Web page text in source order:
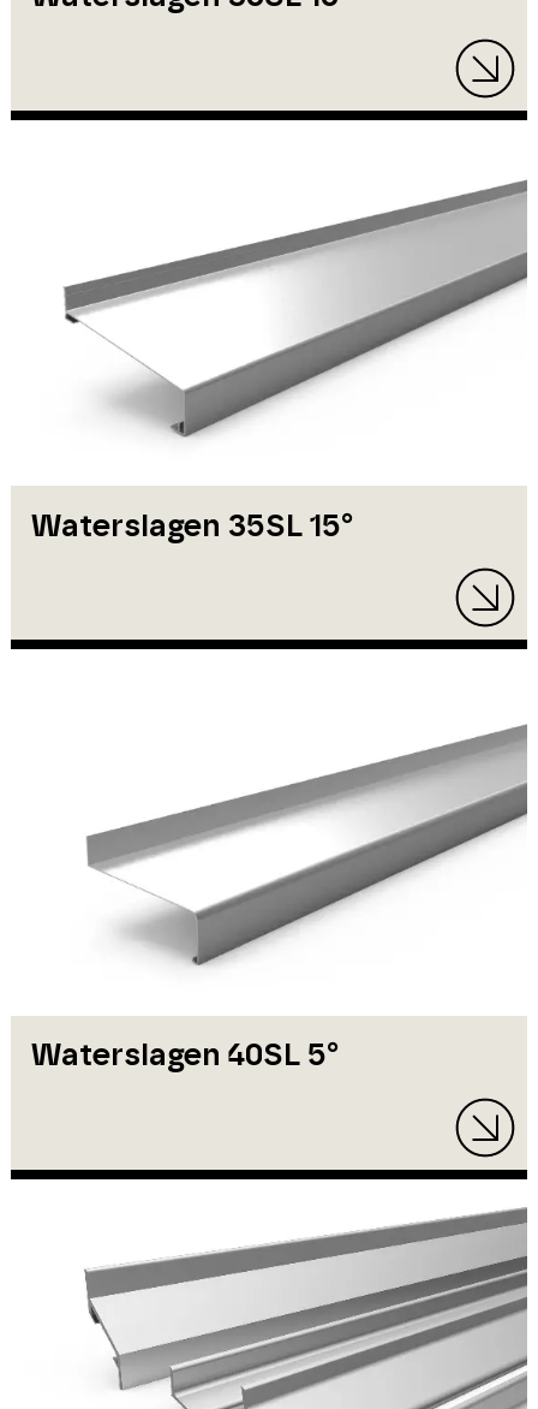
Waterslagen 35SL 15°
Waterslagen 40SL 5°